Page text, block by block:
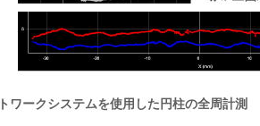
ワークシステムを使用した円柱の全周計測